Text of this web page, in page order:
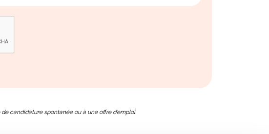
candidature spontanée ou à une offre d’emploi.